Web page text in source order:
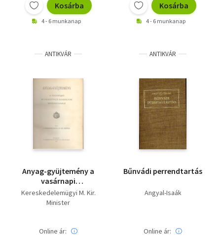
Kosárba
4 - 6 munkanap
Kosárba
4 - 6 munkanap
ANTIKVÁR
Anyag-gyüjtemény a
vasárnapi
munkaszüneti
szabályok
Kereskedelemügyi M. Kir.
Minister
Online ár:
ANTIKVÁR
Bűnvádi perrendtartás
Angyal-Isaák
Online ár: